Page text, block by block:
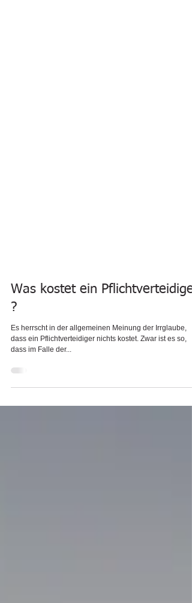
Was kostet ein Pflichtverteidiger
?
Es herrscht in der allgemeinen Meinung der Irrglaube,
dass im Falle der...